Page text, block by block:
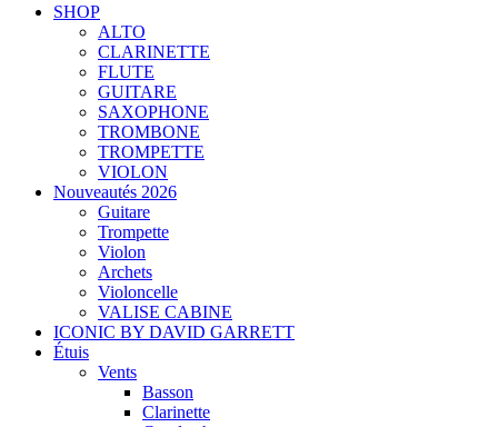
SHOP
ALTO
CLARINETTE
FLUTE
GUITARE
SAXOPHONE
TROMBONE
TROMPETTE
VIOLON
Nouveautés 2026
Guitare
Trompette
Violon
Archets
Violoncelle
VALISE CABINE
ICONIC BY DAVID GARRETT
Étuis
Vents
Basson
Clarinette